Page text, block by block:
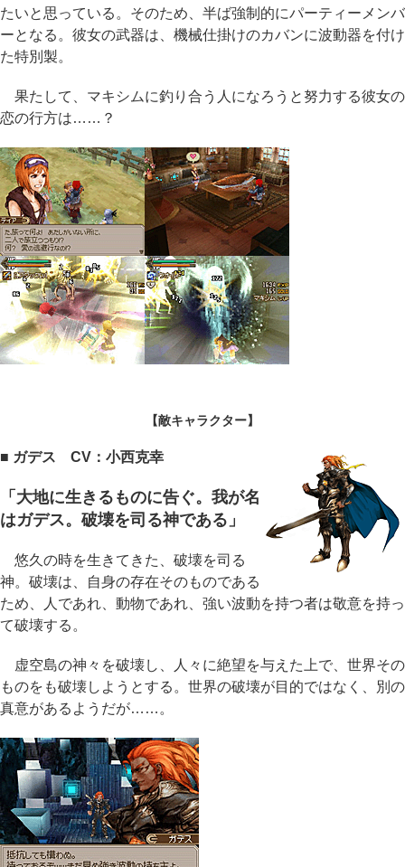
たいと思っている。そのため、半ば強制的にパーティーメンバ
ーとなる。彼女の武器は、機械仕掛けのカバンに波動器を付け
た特別製。
果たして、マキシムに釣り合う人になろうと努力する彼女の
恋の行方は……？
【敵キャラクター】
■ ガデス CV：小西克幸
「大地に生きるものに告ぐ。我が名
はガデス。破壊を司る神である」
悠久の時を生きてきた、破壊を司る
神。破壊は、自身の存在そのものである
ため、人であれ、動物であれ、強い波動を持つ者は敬意を持っ
て破壊する。
虚空島の神々を破壊し、人々に絶望を与えた上で、世界その
ものをも破壊しようとする。世界の破壊が目的ではなく、別の
真意があるようだが……。